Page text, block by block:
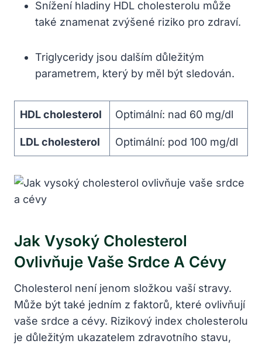
Snížení hladiny HDL cholesterolu může
také znamenat zvýšené riziko pro zdraví.
Triglyceridy jsou dalším důležitým
parametrem, který ​by měl být sledován.
HDL⁢ cholesterol Optimální: nad 60 mg/dl
LDL ‍cholesterol Optimální:‌ pod 100 mg/dl
Jak Vysoký Cholesterol
Ovlivňuje Vaše Srdce A Cévy
Cholesterol není ⁢jenom ⁢složkou vaší stravy.
Může být také jedním z faktorů, které ovlivňují
vaše srdce ⁢a cévy. Rizikový index cholesterolu
je důležitým ukazatelem zdravotního stavu,